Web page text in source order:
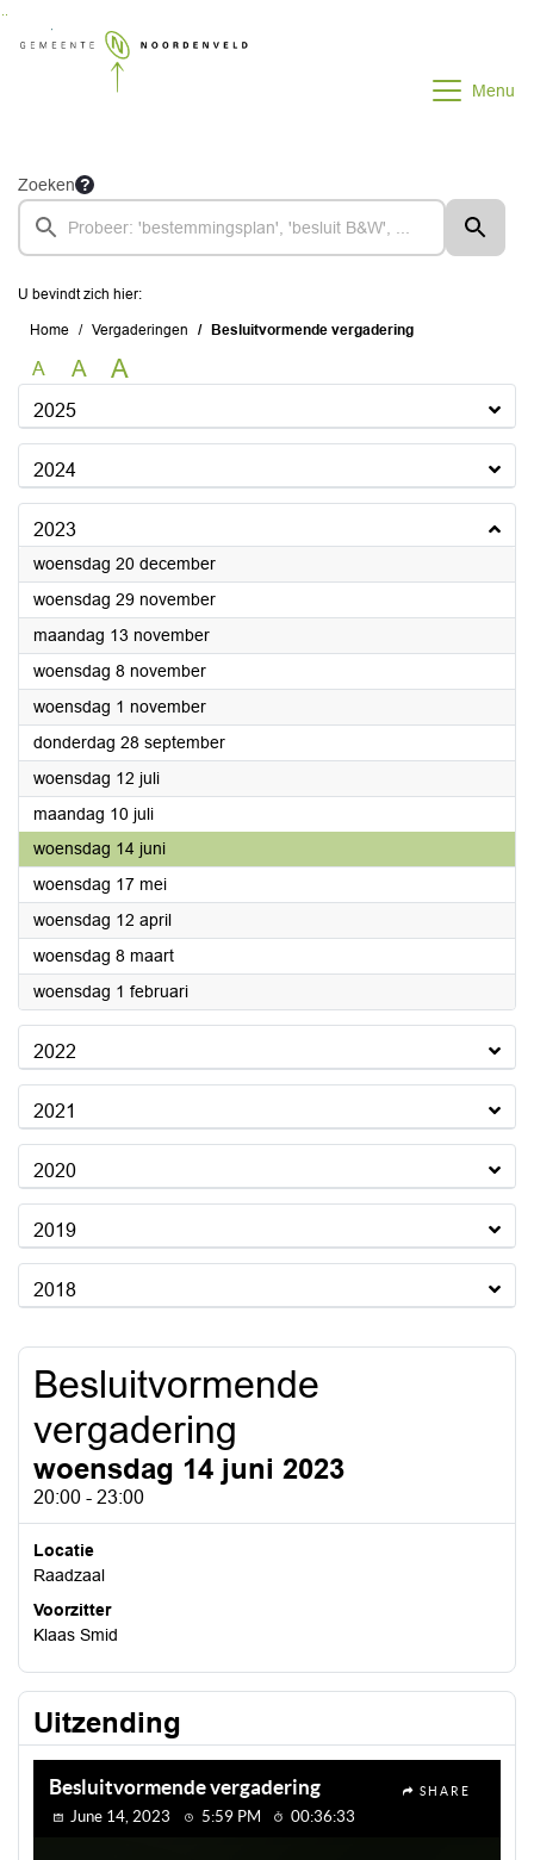
Ga naar de inhoud van deze pagina
Ga naar het zoeken
Ga naar het menu
Menu
Zoeken
U bevindt zich hier:
Home Vergaderingen Besluitvormende vergadering
A A A
2025
2024
2023
woensdag 20 december2023
woensdag 29 november2023
maandag 13 november2023
woensdag 8 november2023
woensdag 1 november2023
donderdag 28 september2023
woensdag 12 juli2023
maandag 10 juli2023
woensdag 14 juni2023
woensdag 17 mei2023
woensdag 12 april2023
woensdag 8 maart2023
woensdag 1 februari2023
2022
2021
2020
2019
2018
Besluitvormende
vergadering
woensdag 14 juni 2023
20:00 - 23:00
Locatie
Raadzaal
Voorzitter
Klaas Smid
Uitzending